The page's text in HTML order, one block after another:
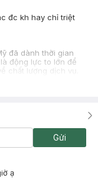
đc kh hay chỉ triệt
đã dành thời gian
động lực to lớn để
chất lượng dịch vụ.
Hasaki!
1 2 cọng rất ngắn
chọn Hasaki Clinic.
khám có thêm
vọng trong thời
Gửi
ạ